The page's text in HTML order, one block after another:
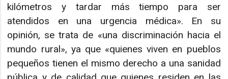
kilómetros y tardar más tiempo para ser
atendidos en una urgencia médica». En su
opinión, se trata de «una discriminación hacia el
mundo rural», ya que «quienes viven en pueblos
pequeños tienen el mismo derecho a una sanidad